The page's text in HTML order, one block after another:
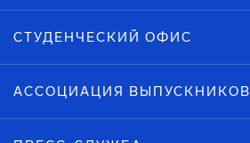
СТУДЕНЧЕСКИЙ ОФИС
АССОЦИАЦИЯ ВЫПУСКНИКОВ